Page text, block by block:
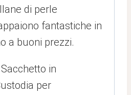
di perle
fantastiche in
a buoni prezzi.
in
per